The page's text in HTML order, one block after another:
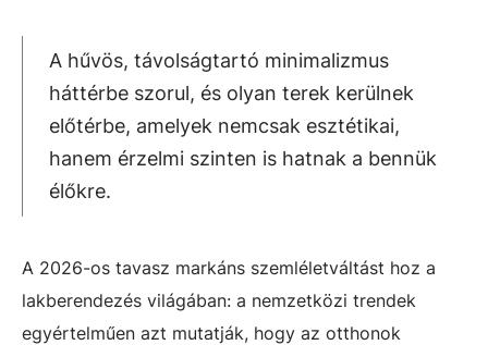
A hűvös, távolságtartó minimalizmus
háttérbe szorul, és olyan terek kerülnek
előtérbe, amelyek nemcsak esztétikai,
hanem érzelmi szinten is hatnak a bennük
élőkre.
A 2026-os tavasz markáns szemléletváltást hoz a
lakberendezés világában: a nemzetközi trendek
egyértelműen azt mutatják, hogy az otthonok